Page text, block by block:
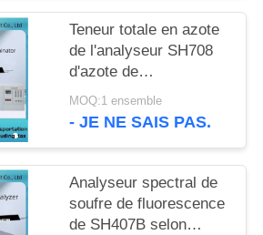
Teneur totale en azote
de l'analyseur SH708
d'azote de
chimiluminescence
MOQ:1 ensemble
- JE NE SAIS PAS.
Analyseur spectral de
soufre de fluorescence
de SH407B selon